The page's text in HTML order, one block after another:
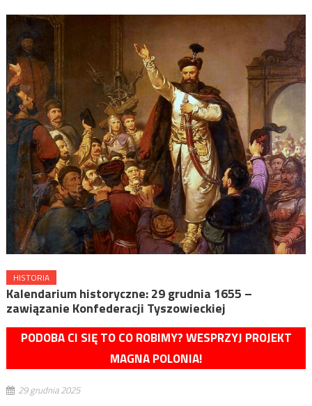
HISTORIA
Kalendarium historyczne: 29 grudnia 1655 –
zawiązanie Konfederacji Tyszowieckiej
PODOBA CI SIĘ TO CO ROBIMY? WESPRZYJ PROJEKT
MAGNA POLONIA!
29 grudnia 2025